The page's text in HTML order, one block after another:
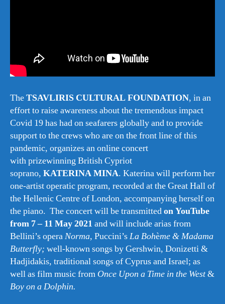
TheTSAVLIRIS CULTURAL FOUNDATION, in an
effort to raise awareness about the tremendous impact
Covid 19 has had on seafarers globally and to provide
support to the crews who are on the front line of this
pandemic, organizes an online concert
with prizewinning British Cypriot
soprano, KATERINA MINA. Katerina will perform her
one-artist operatic program, recorded at the Great Hall of
the Hellenic Centre of London, accompanying herself on
the piano. The concert will be transmittedon YouTube
from 7 – 11 May 2021 and will include arias from
Bellini’s operaNorma, Puccini’sLa Bohème & Madama
Butterfly; well-known songs by Gershwin, Donizetti &
Hadjidakis, traditional songs of Cyprus and Israel; as
well as film music from Once Upon a Time in the West&
Boy on a Dolphin.